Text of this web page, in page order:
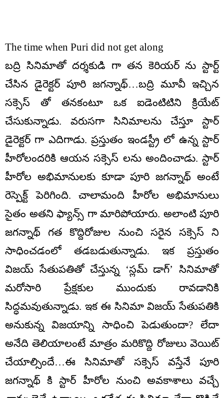
The time when Puri did not get along
బద్రి సినిమాతో దర్శకుడి గా తన కెరియర్ ను స్టార్ట్
చేసిన డైరెక్టర్ పూరి జగన్నాథ్…బద్రి మూవీ ఇచ్చిన
సక్సెస్ తో తనకంటూ ఒక ఐడెంటిటిని క్రియేట్
చేసుకున్నాడు. వరుసగా సినిమాలను చేస్తూ స్టార్
డైరెక్టర్ గా ఎదిగాడు. ప్రస్తుతం ఇండస్ట్రీ లో ఉన్న స్టార్
హీరోలందరికి ఆయన సక్సెస్ లను అందించాడు. స్టార్
హీరోల అభిమానులకు కూడా పూరి జగన్నాథ్ అంటే
రెస్పెక్ట్ పెరిగింది. చాలామంది హీరోల అభిమానులు
సైతం అతని ఫ్యాన్స్ గా మారిపోయారు. అలాంటి పూరి
జగన్నాథ్ గత కొద్దిరోజుల నుంచి సరైన సక్సెస్ ని
సాధించడంలో తడబడుతున్నాడు. ఇక ప్రస్తుతం
విజయ్ సేతుపతితో చేస్తున్న ‘స్లమ్ డాగ్’ సినిమాతో
మరోసారి ప్రేక్షకుల ముందుకు రావడానికి
సిద్ధమవుతున్నాడు. ఇక ఈ సినిమా విజయ్ సేతుపతికి
అనుకున్న విజయాన్ని సాధించి పెడుతుందా? లేదా
అనేది తెలియాలంటే మాత్రం మరికొద్ది రోజులు వెయిట్
చేయాల్సిందే…ఈ సినిమాతో సక్సెస్ వస్తేనే పూరి
జగన్నాథ్ కి స్టార్ హీరోల నుంచి అవకాశాలు వచ్చే